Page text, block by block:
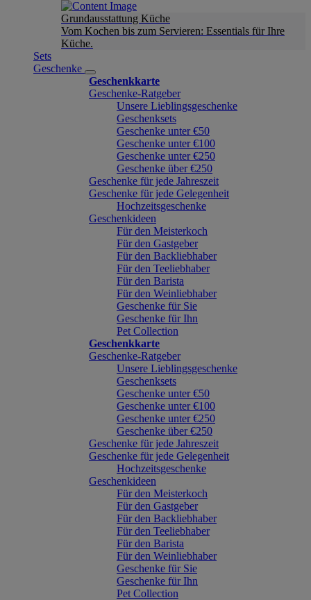
Grundausstattung Küche
Vom Kochen bis zum Servieren: Essentials für Ihre
Küche.
Sets
Geschenke
Geschenkkarte
Geschenke-Ratgeber
Unsere Lieblingsgeschenke
Geschenksets
Geschenke unter €50
Geschenke unter €100
Geschenke unter €250
Geschenke über €250
Geschenke für jede Jahreszeit
Geschenke für jede Gelegenheit
Hochzeitsgeschenke
Geschenkideen
Für den Meisterkoch
Für den Gastgeber
Für den Backliebhaber
Für den Teeliebhaber
Für den Barista
Für den Weinliebhaber
Geschenke für Sie
Geschenke für Ihn
Pet Collection
Geschenkkarte
Geschenke-Ratgeber
Unsere Lieblingsgeschenke
Geschenksets
Geschenke unter €50
Geschenke unter €100
Geschenke unter €250
Geschenke über €250
Geschenke für jede Jahreszeit
Geschenke für jede Gelegenheit
Hochzeitsgeschenke
Geschenkideen
Für den Meisterkoch
Für den Gastgeber
Für den Backliebhaber
Für den Teeliebhaber
Für den Barista
Für den Weinliebhaber
Geschenke für Sie
Geschenke für Ihn
Pet Collection